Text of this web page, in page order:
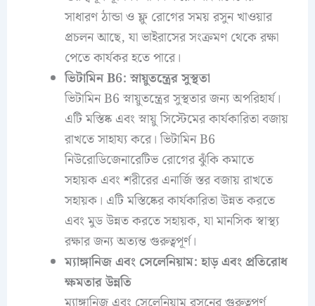
সাধারণ ঠান্ডা ও ফ্লু রোগের সময় রসুন খাওয়ার
প্রচলন আছে, যা ভাইরাসের সংক্রমণ থেকে রক্ষা
পেতে কার্যকর হতে পারে।
ভিটামিন B6: স্নায়ুতন্ত্রের সুস্থতা
ভিটামিন B6 স্নায়ুতন্ত্রের সুস্থতার জন্য অপরিহার্য।
এটি মস্তিষ্ক এবং স্নায়ু সিস্টেমের কার্যকারিতা বজায়
রাখতে সাহায্য করে। ভিটামিন B6
নিউরোডিজেনারেটিভ রোগের ঝুঁকি কমাতে
সহায়ক এবং শরীরের এনার্জি স্তর বজায় রাখতে
সহায়ক। এটি মস্তিষ্কের কার্যকারিতা উন্নত করতে
এবং মুড উন্নত করতে সহায়ক, যা মানসিক স্বাস্থ্য
রক্ষার জন্য অত্যন্ত গুরুত্বপূর্ণ।
ম্যাঙ্গানিজ এবং সেলেনিয়াম: হাড় এবং প্রতিরোধ
ক্ষমতার উন্নতি